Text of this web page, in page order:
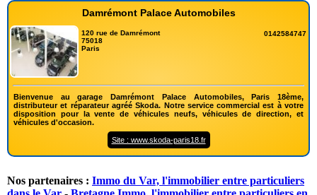
Damrémont Palace Automobiles
120 rue de Damrémont
75018
Paris
0142584747
Bienvenue au garage Damrémont Palace Automobiles, Paris 18ème,
distributeur et réparateur agréé Skoda. Notre service commercial est à votre
disposition pour la vente de véhicules neufs, véhicules de direction, et
véhicules d'occasion.
Site : www.skoda-paris18.fr
Nos partenaires : Immo du Var, l'immobilier entre particuliers